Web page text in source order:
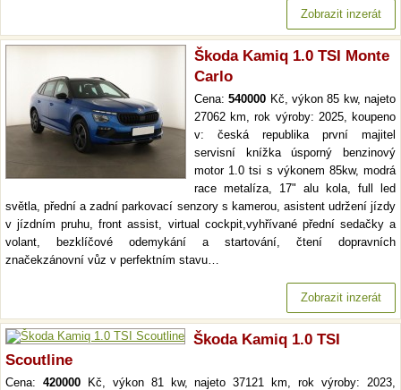
Zobrazit inzerát
Škoda Kamiq 1.0 TSI Monte
Carlo
Cena:540000 Kč, výkon 85 kw, najeto
27062 km, rok výroby: 2025, koupeno
v: česká republika první majitel
servisní knížka úsporný benzinový
motor 1.0 tsi s výkonem 85kw, modrá
race metalíza, 17" alu kola, full led
světla, přední a zadní parkovací senzory s kamerou, asistent udržení jízdy
v jízdním pruhu, front assist, virtual cockpit,vyhřívané přední sedačky a
volant, bezklíčové odemykání a startování, čtení dopravních
značekzánovní vůz v perfektním stavu…
Zobrazit inzerát
Škoda Kamiq 1.0 TSI
Scoutline
Cena: 420000Kč, výkon 81 kw, najeto 37121 km, rok výroby: 2023,